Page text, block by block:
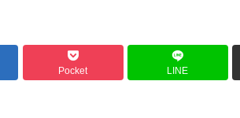
Pocket LINE